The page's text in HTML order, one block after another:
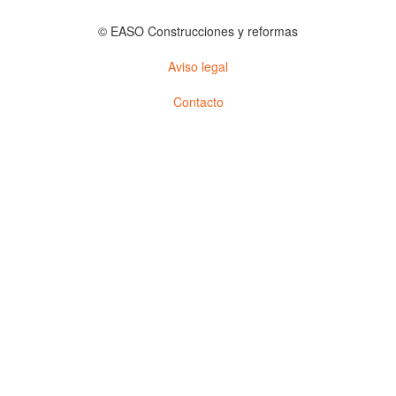
© EASO Construcciones y reformas
Aviso legal
Contacto